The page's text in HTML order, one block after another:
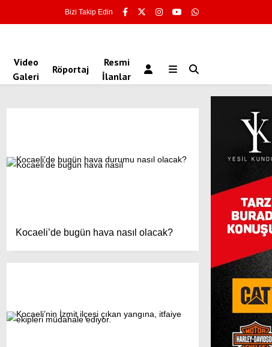
Bizi Takip Edin
Video
Galeri
Röportaj
Resmi
İlanlar
Kocaeli’de bugün hava nasıl olacak?